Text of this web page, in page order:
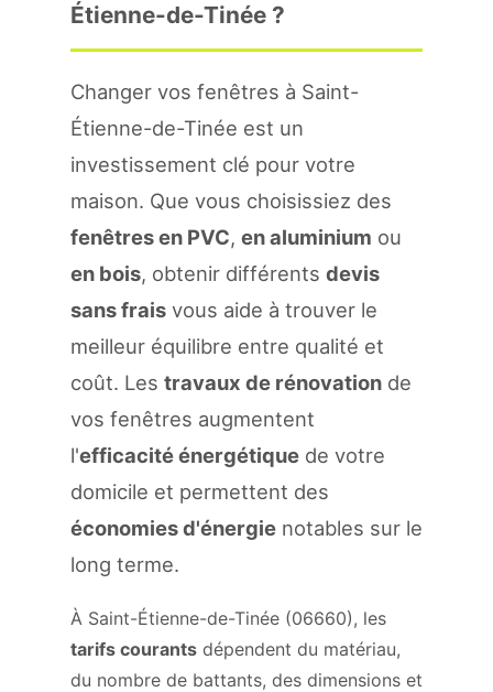
Étienne-de-Tinée ?
Changer vos fenêtres à Saint-
Étienne-de-Tinée est un
investissement clé pour votre
maison. Que vous choisissiez des
fenêtres en PVC, en aluminium ou
en bois, obtenir différents devis
sans frais vous aide à trouver le
meilleur équilibre entre qualité et
coût. Les travaux de rénovation de
vos fenêtres augmentent
l'efficacité énergétique de votre
domicile et permettent des
économies d'énergie notables sur le
long terme.
À Saint-Étienne-de-Tinée (06660), les
tarifs courants dépendent du matériau,
du nombre de battants, des dimensions et